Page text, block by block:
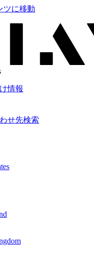
ツに移動
情報
せ先検索